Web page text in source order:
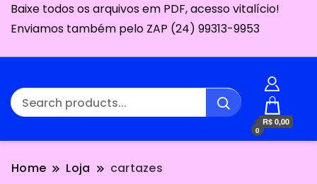
Baixe todos os arquivos em PDF, acesso vitalício!
Enviamos também pelo ZAP (24) 99313-9953
0
R$ 0,00
Home Loja cartazes